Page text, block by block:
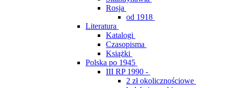
Rosja
od 1918
Literatura
Katalogi
Czasopisma
Książki
Polska po 1945
III RP 1990 -
2 zł okolicznościowe